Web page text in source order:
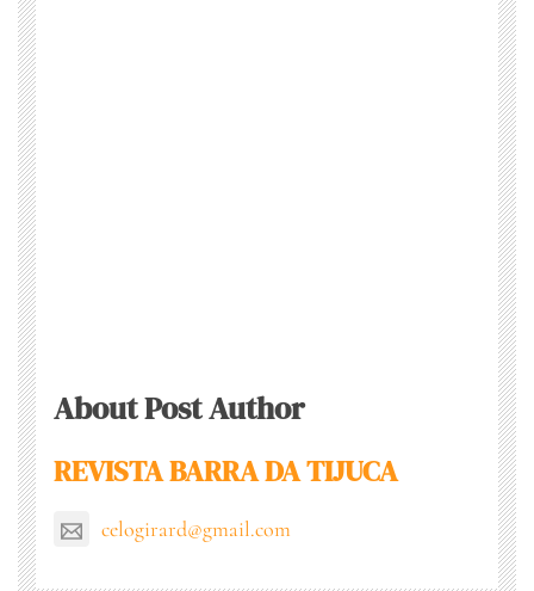
About Post Author
REVISTA BARRA DA TIJUCA
celogirard@gmail.com